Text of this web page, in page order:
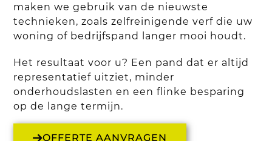
maken we gebruik van de nieuwste
technieken, zoals zelfreinigende verf die uw
woning of bedrijfspand langer mooi houdt.
Het resultaat voor u? Een pand dat er altijd
representatief uitziet, minder
onderhoudslasten en een flinke besparing
op de lange termijn.
OFFERTE AANVRAGEN